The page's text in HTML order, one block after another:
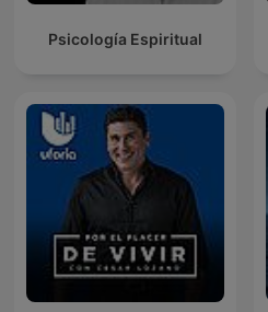
Psicología Espiritual